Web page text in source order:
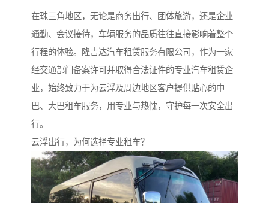
在珠三角地区，无论是商务出行、团体旅游，还是企业
通勤、会议接待，车辆服务的品质往往直接影响着整个
行程的体验。隆吉达汽车租赁服务有限公司，作为一家
经交通部门备案许可并取得合法证件的专业汽车租赁企
业，始终致力于为云浮及周边地区客户提供贴心的中
巴、大巴租车服务，用专业与热忱，守护每一次安全出
行。
云浮出行，为何选择专业租车？